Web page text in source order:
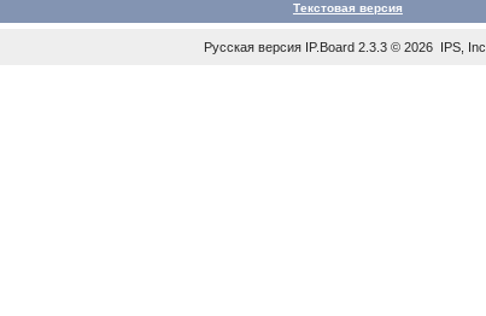
Текстовая версия
Русская версия IP.Board 2.3.3 © 2026 IPS, Inc